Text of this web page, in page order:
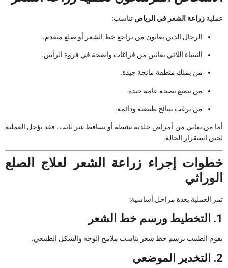
عملية زراعة الشعر في الرياض تناسب:
الرجال الذين يعانون من تراجع خط الشعر أو صلع متقدم.
النساء اللاتي يعانين من فراغات واضحة في فروة الرأس.
من يملك منطقة مانحة جيدة.
من يتمتع بصحة عامة جيدة.
من يرغب بنتائج طبيعية ودائمة.
أما من يعاني من أمراض جلدية نشطة أو تساقط غير ثابت، فقد يؤجل العملية
لحين استقرار الحالة.
خطوات إجراء زراعة الشعر لعلاج الصلع
الوراثي
تمر العملية بعدة مراحل أساسية:
1. التخطيط ورسم خط الشعر
يقوم الطبيب برسم خط شعر يناسب ملامح الوجه والشكل الطبيعي.
2. التخدير الموضعي